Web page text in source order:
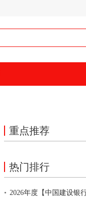
重点推荐
热门排行
• 2026年度【中国建设银行】